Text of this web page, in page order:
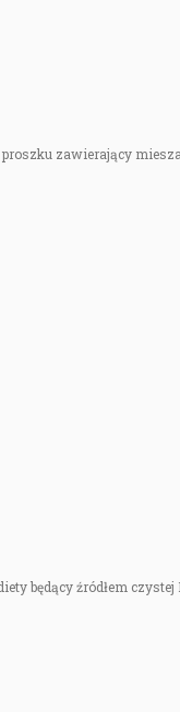
zawierający
będący źródłem czystej